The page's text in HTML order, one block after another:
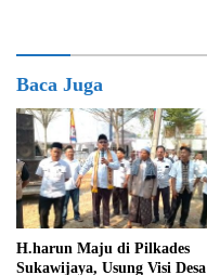
Baca Juga
H.harun Maju di Pilkades
Sukawijaya, Usung Visi Desa